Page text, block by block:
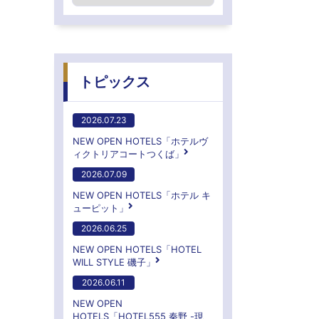
トピックス
2026.07.23
NEW OPEN HOTELS「ホテルヴ
ィクトリアコートつくば」
2026.07.09
NEW OPEN HOTELS「ホテル キ
ューピット」
2026.06.25
NEW OPEN HOTELS「HOTEL
WILL STYLE 磯子」
2026.06.11
NEW OPEN
HOTELS「HOTEL555 秦野 -現